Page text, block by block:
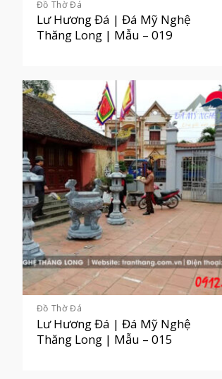
Đồ Thờ Đá
Lư Hương Đá | Đá Mỹ Nghệ
Thăng Long | Mẫu – 019
Đồ Thờ Đá
Lư Hương Đá | Đá Mỹ Nghệ
Thăng Long | Mẫu – 015